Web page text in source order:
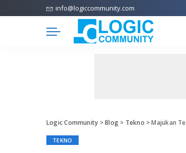
info@logiccommunity.com
Logic Community >Blog> Tekno >Majukan
TEKNO